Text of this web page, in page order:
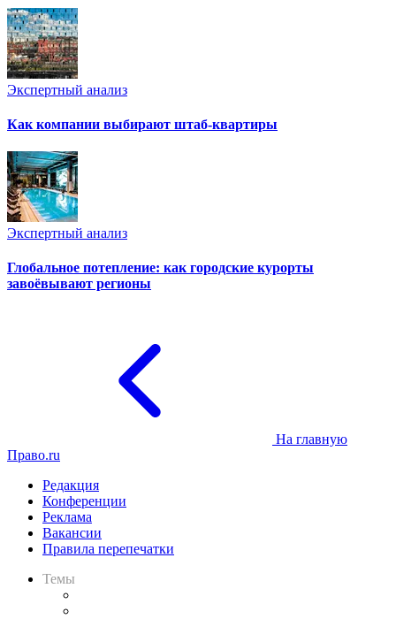
Экспертный анализ
Как компании выбирают штаб-квартиры
Экспертный анализ
Глобальное потепление: как городские курорты
завоёвывают регионы
На главную
Право.ru
Редакция
Конференции
Реклама
Вакансии
Правила перепечатки
Темы